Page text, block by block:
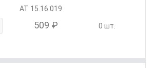
АТ 15.16.019
509 ₽ 0 шт.